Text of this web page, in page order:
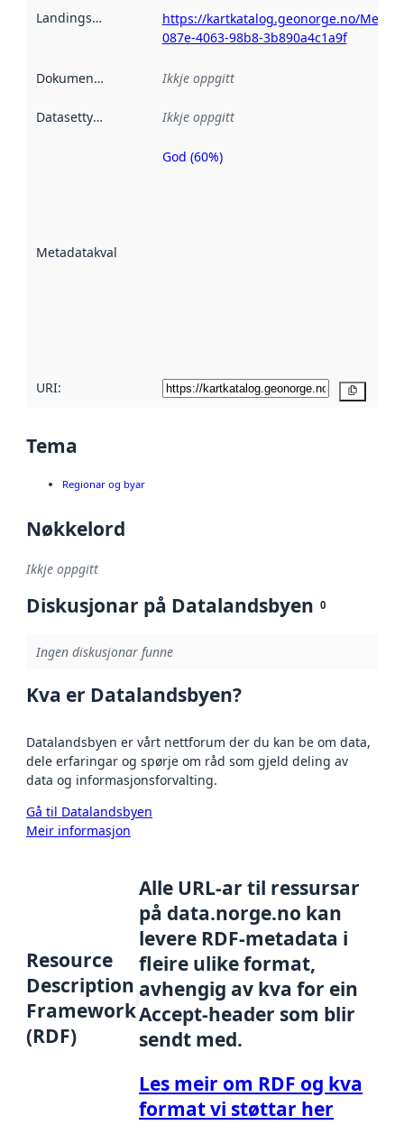
Landingsside
https://kartkatalog.geonorge.no/
087e-4063-98b8-3b890a4c1a9f
Dokumentasjon Ikkje oppgitt
Datasettype Ikkje oppgitt
Metadatakvalitet
Metadatakvalitet
God (60%)
URI:
Tema
Regionar og byar
Nøkkelord
Ikkje oppgitt
Diskusjonar på Datalandsbyen 0
Ingen diskusjonar funne
Kva er Datalandsbyen?
Datalandsbyen er vårt nettforum der du kan be om data,
dele erfaringar og spørje om råd som gjeld deling av
data og informasjonsforvalting.
Gå til Datalandsbyen
Meir informasjon
Resource
Description
Framework
(RDF)
Alle URL-ar til ressursar
på data.norge.no kan
levere RDF-metadata i
fleire ulike format,
avhengig av kva for ein
Accept-header som blir
sendt med.
Les meir om RDF og kva
format vi støttar her